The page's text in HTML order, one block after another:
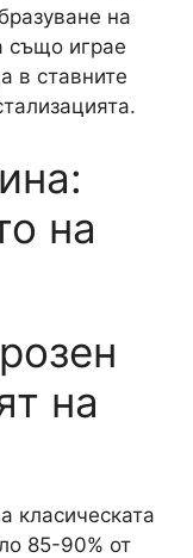
на
също играе
в ставните
на
на
класическата
85-90% от